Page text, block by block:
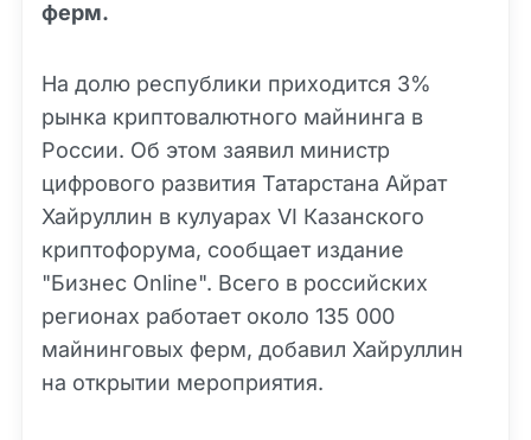
ферм.
На долю республики приходится 3%
рынка криптовалютного майнинга в
России. Об этом заявил министр
цифрового развития Татарстана Айрат
Хайруллин в кулуарах VI Казанского
криптофорума, сообщает издание
"Бизнес Online". Всего в российских
регионах работает около 135 000
майнинговых ферм, добавил Хайруллин
на открытии мероприятия.